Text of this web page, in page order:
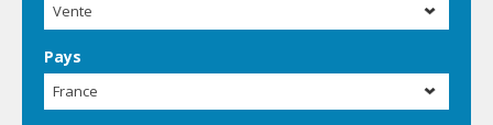
Vente
Pays
France